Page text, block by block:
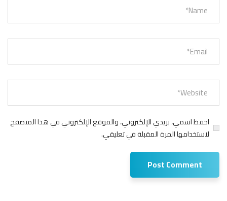
احفظ اسمي، بريدي الإلكتروني، والموقع الإلكتروني في هذا المتصفح
لاستخدامها المرة المقبلة في تعليقي.